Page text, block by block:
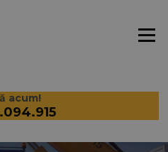
Meniu
acum!